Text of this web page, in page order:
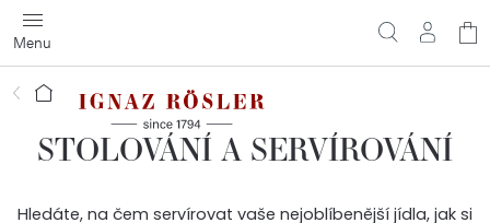
Přejít
na
obsah
Domů
STOLOVÁNÍ A SERVÍROVÁNÍ
Hledáte, na čem servírovat vaše nejoblíbenější jídla, jak si